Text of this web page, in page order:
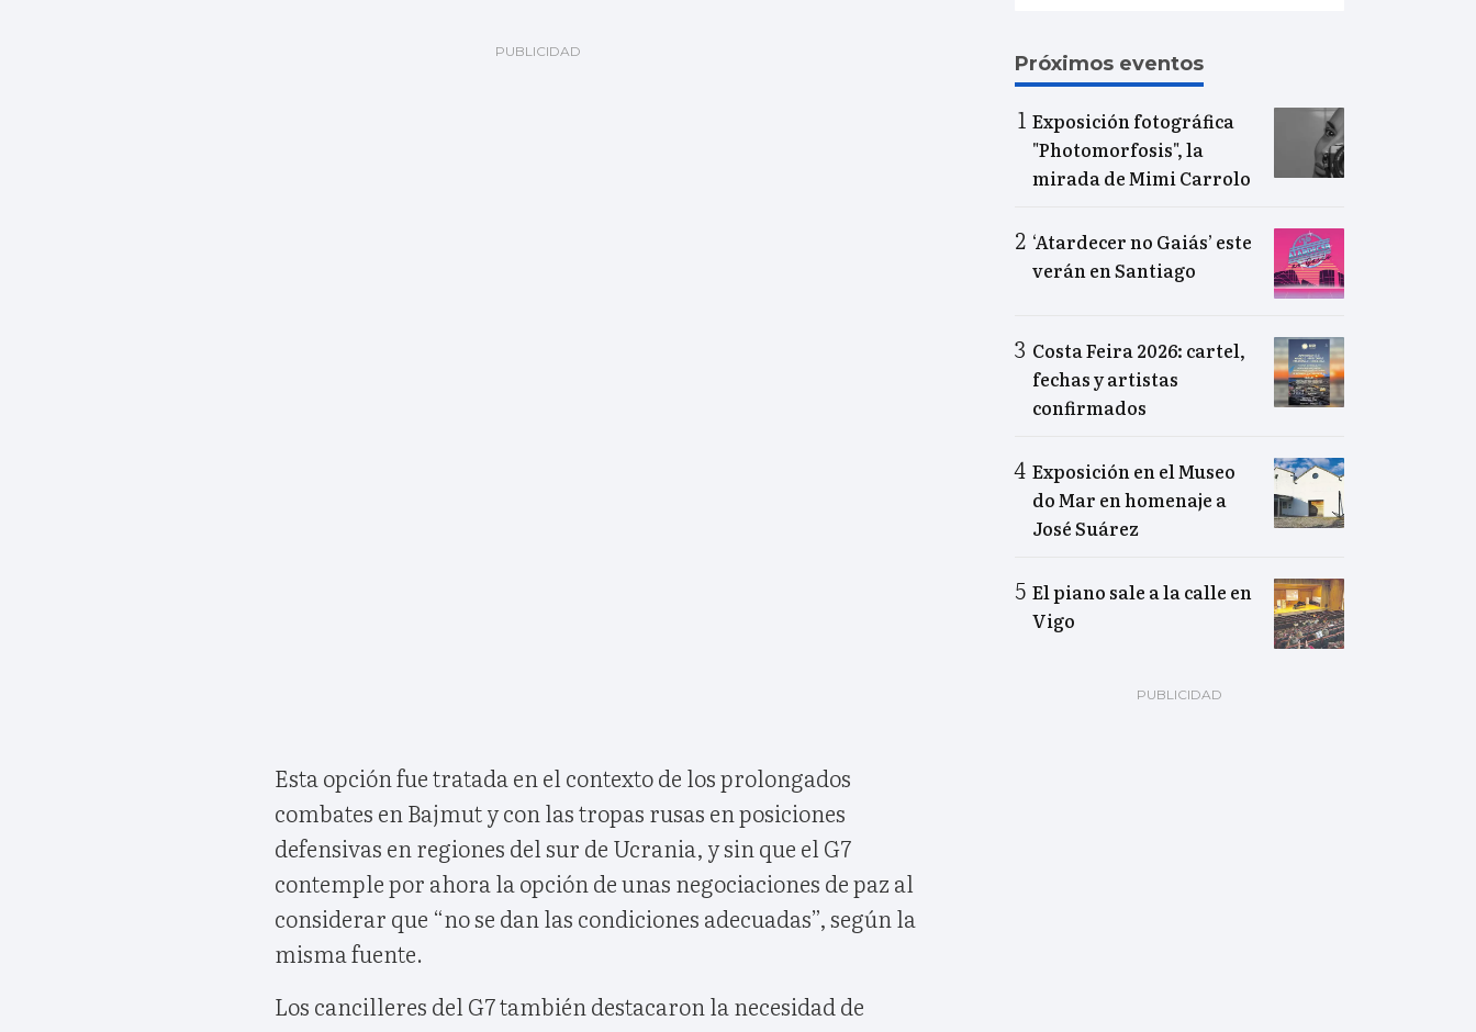
Esta opción fue tratada en el contexto de los prolongados
combates en Bajmut y con las tropas rusas en posiciones
defensivas en regiones del sur de Ucrania, y sin que el G7
contemple por ahora la opción de unas negociaciones de paz al
considerar que “no se dan las condiciones adecuadas”, según la
misma fuente.
Los cancilleres del G7 también destacaron la necesidad de
Próximos eventos
Exposición fotográfica
"Photomorfosis", la
mirada de Mimi Carrolo
‘Atardecer no Gaiás’ este
verán en Santiago
Costa Feira 2026: cartel,
fechas y artistas
confirmados
Exposición en el Museo
do Mar en homenaje a
José Suárez
El piano sale a la calle en
Vigo